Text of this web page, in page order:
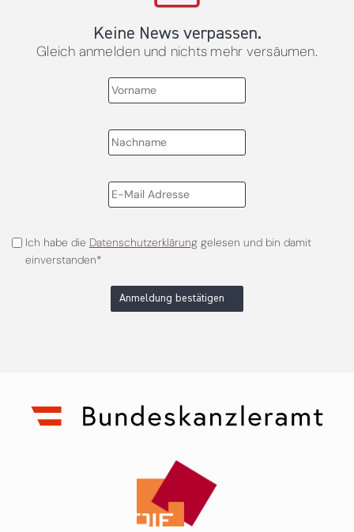
Keine News verpassen.
Gleich anmelden und nichts mehr versäumen.
Ich habe die Datenschutzerklärunggelesen und bin damit
einverstanden*
Anmeldung bestätigen